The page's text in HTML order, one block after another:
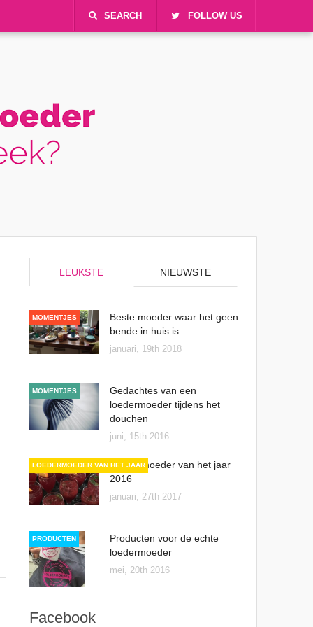
SEARCH FOLLOW US
LEUKSTE NIEUWSTE
Beste moeder waar het geen
bende in huis is
MOMENTJES
januari, 19th 2018
Gedachtes van een
loedermoeder tijdens het
douchen
MOMENTJES
juni, 15th 2016
Loedermoeder van het jaar
2016
LOEDERMOEDER VAN HET JAAR
januari, 27th 2017
Producten voor de echte
loedermoeder
PRODUCTEN
mei, 20th 2016
Facebook